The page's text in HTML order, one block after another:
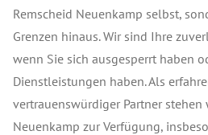
Remscheid Neuenkamp selbst,
Grenzen hinaus. Wir sind Ihre
wenn Sie sich ausgesperrt haben
Dienstleistungen haben. Als
vertrauenswürdiger Partner
Neuenkamp zur Verfügung,